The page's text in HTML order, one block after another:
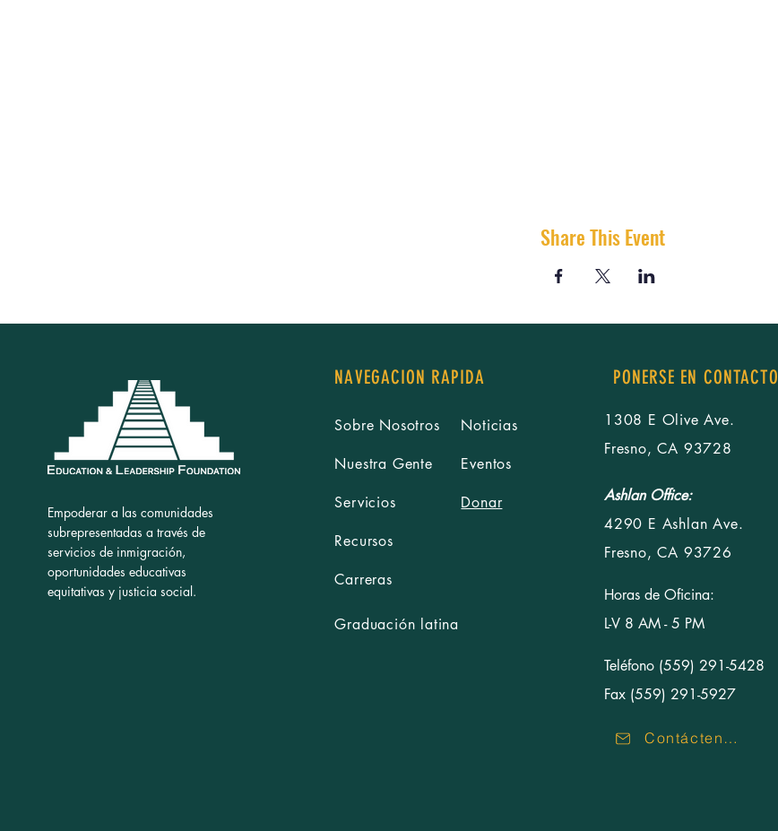
Share This Event
Empoderar a las comunidades
subrepresentadas a través de
servicios de inmigración,
oportunidades educativas
equitativas y justicia social.
NAVEGACION RAPIDA
Sobre Nosotros
Nuestra Gente
Servicios
Recursos
Carreras
Noticias
Eventos
Donar
Graduación latina
PONERSE EN CONTACTO
1308 E Olive Ave.
Fresno, CA 93728
Ashlan Office:
4290 E Ashlan Ave.
Fresno, CA 93726
Horas de Oficina:
L-V 8 AM - 5 PM
Teléfono (559) 291-5428
Fax (559) 291-5927
Contáctenos